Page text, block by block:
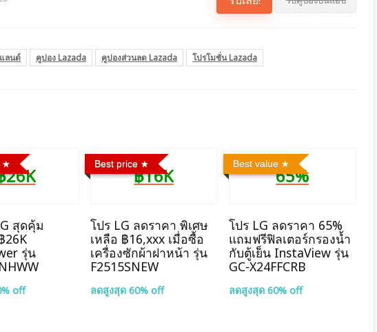
ลนด์ คูปอง Lazada คูปองส่วนลด Lazada โปรโมชั่น Lazada
26K
สุดคุ้ม
26K
รุ่น
off
Best price
฿16K
โปร LG ลดราคา พิเศษ
เหลือ ฿16,xxx เมื่อซื้อ
เครื่องซักผ้าฝาหน้า รุ่น
F2515SNEW
ลดสูงสุด 60% off
Best value
65%
โปร LG ลดราคา 65%
แถมฟรีฟิลเตอร์กรองน้ำ
กับตู้เย็น InstaView รุ่น
GC-X24FFCRB
ลดสูงสุด 60% off